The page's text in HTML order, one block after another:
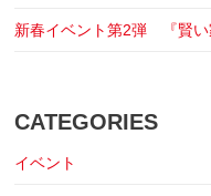
新春イベント第2弾 『賢い
CATEGORIES
イベント